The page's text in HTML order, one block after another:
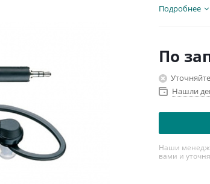
Тип
Подробнее
По
Нашли
Наши
вами и